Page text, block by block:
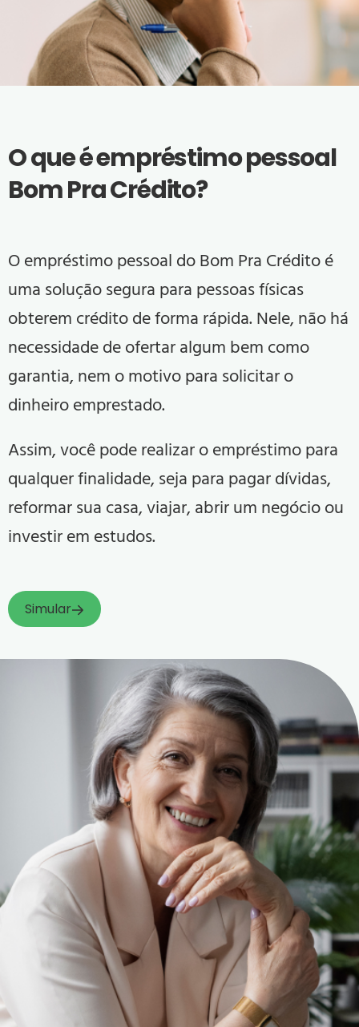
O que é empréstimo pessoal
Bom Pra Crédito?
O empréstimo pessoal doBom Pra Créditoé
uma solução segura para pessoas físicas
obterem crédito de forma rápida. Nele, não há
necessidade de ofertar algum bem como
garantia, nem o motivo para solicitar o
dinheiro emprestado.
Assim, você pode realizar o empréstimo para
qualquer finalidade, seja para pagar dívidas,
reformar sua casa, viajar, abrir um negócio ou
investir em estudos.
Simular